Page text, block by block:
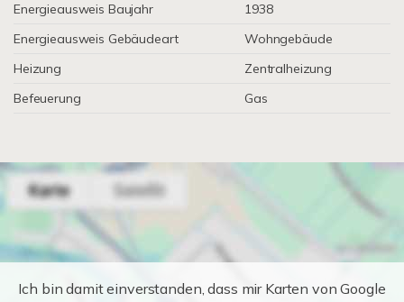
Energieausweis Baujahr
1938
Energieausweis Gebäudeart
Wohngebäude
Heizung
Zentralheizung
Befeuerung
Gas
Ich bin damit einverstanden, dass mir Karten von Google